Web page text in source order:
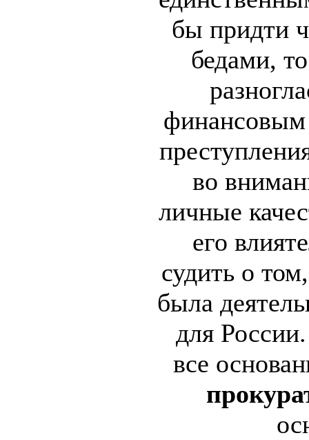
бы придти
бедами,
во
личные
его
судить о
была
для
все